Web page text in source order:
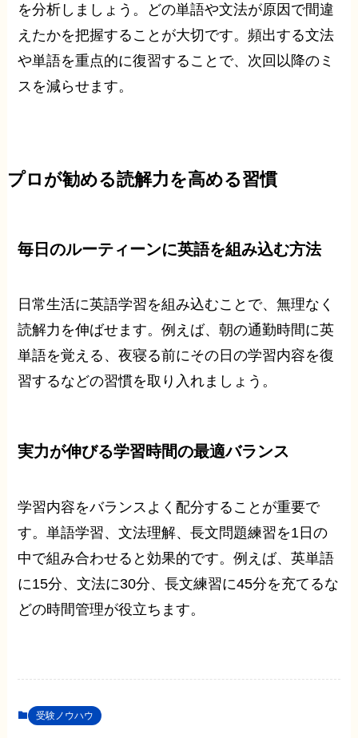
を分析しましょう。どの単語や文法が原因で間違
えたかを把握することが大切です。頻出する文法
や単語を重点的に復習することで、次回以降のミ
スを減らせます。
プロが勧める読解力を高める習慣
毎日のルーティーンに英語を組み込む方法
日常生活に英語学習を組み込むことで、無理なく
読解力を伸ばせます。例えば、朝の通勤時間に英
単語を覚える、夜寝る前にその日の学習内容を復
習するなどの習慣を取り入れましょう。
実力が伸びる学習時間の最適バランス
学習内容をバランスよく配分することが重要で
す。単語学習、文法理解、長文問題練習を1日の
中で組み合わせると効果的です。例えば、英単語
に15分、文法に30分、長文練習に45分を充てるな
どの時間管理が役立ちます。
受験ノウハウ